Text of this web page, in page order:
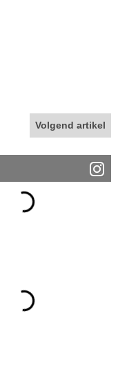
Volgend artikel